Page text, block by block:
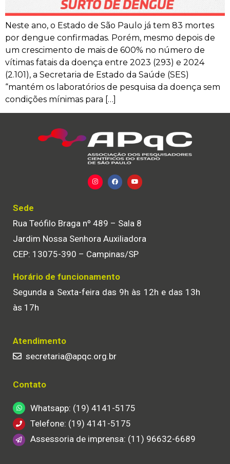
Neste ano, o Estado de São Paulo já tem 83 mortes
por dengue confirmadas. Porém, mesmo depois de
um crescimento de mais de 600% no número de
vítimas fatais da doença entre 2023 (293) e 2024
(2.101), a Secretaria de Estado da Saúde (SES)
“mantém os laboratórios de pesquisa da doença sem
condições mínimas para […]
Sede
Rua Teófilo Braga nº 489 – Sala 8
Jardim Nossa Senhora Auxiliadora
CEP: 13075-390 – Campinas/SP
Horário de funcionamento
Segunda a Sexta-feira das 9h às 12h e das 13h
às 17h
Atendimento
secretaria@apqc.org.br
Contato
Whatsapp: (19) 4141-5175
Telefone: (19) 4141-5175
Assessoria de imprensa: (11) 96632-6689